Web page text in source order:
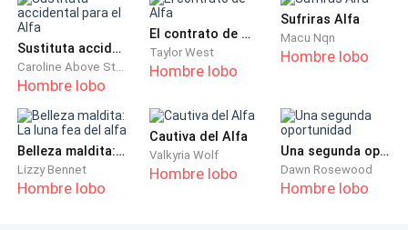
—Tengo conocimiento en administración de
empresas, pero no tengo el título… —Antes de que le
pregunte el motivo, ella prosigue—. Tuve un accidente
hace unos años, paralizó mi vida por completo y tuve
que dedicarme a mi recuperación al cien por ciento,
por lo que me hizo dejar los estudios de lado, y ahora
no puedo volver ya que necesito trabajar para pagar
los gastos médicos.
Sustituta accidental para el Alfa
Caroline Above Story
Hombre lobo
El contrato de Alfa
Taylor West
Hombre lobo
Sufriras Alfa
Macu Nqn
Hombre lobo
Belleza maldita: La luna fea del alfa
Lizzy Bennet
Hombre lobo
Cautiva del Alfa
Valkyria Wolf
Hombre lobo
Una segunda oportunidad
Dawn Rosewood
Hombre lobo